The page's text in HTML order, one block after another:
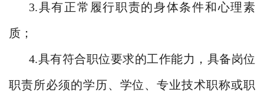
3.具有正常履行职责的身体条件和心理素
质；
4.具有符合职位要求的工作能力，具备岗位
职责所必须的学历、学位、专业技术职称或职